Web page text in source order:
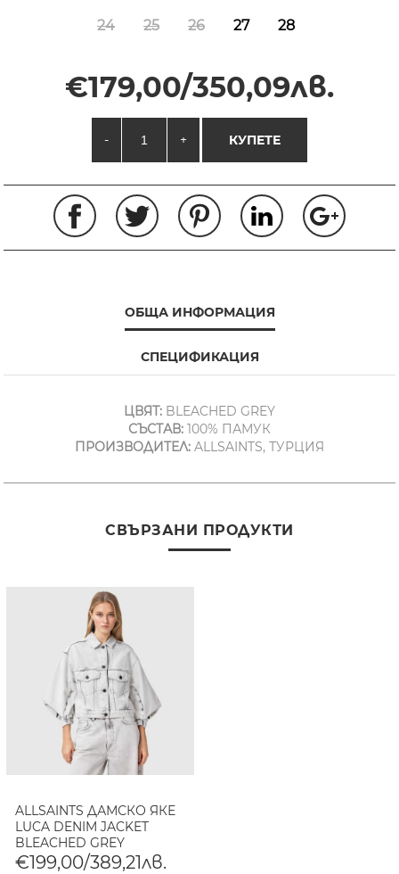
24 25 26 27 28
€179,00/350,09лв.
- + КУПЕТЕ
ОБЩА ИНФОРМАЦИЯ
СПЕЦИФИКАЦИЯ
ЦВЯТ: BLEACHED GREY
СЪСТАВ: 100% ПАМУК
ПРОИЗВОДИТЕЛ: ALLSAINTS, ТУРЦИЯ
СВЪРЗАНИ ПРОДУКТИ
ALLSAINTS ДАМСКО ЯКЕ
LUCA DENIM JACKET
BLEACHED GREY
€199,00/389,21лв.